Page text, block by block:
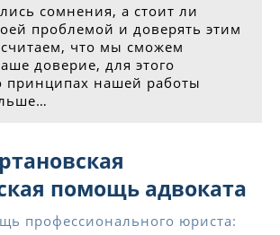
сомнения, а стоит ли
проблемой и доверять этим
что мы сможем
доверие, для этого
принципах нашей работы
помощь адвоката
профессионального юриста: